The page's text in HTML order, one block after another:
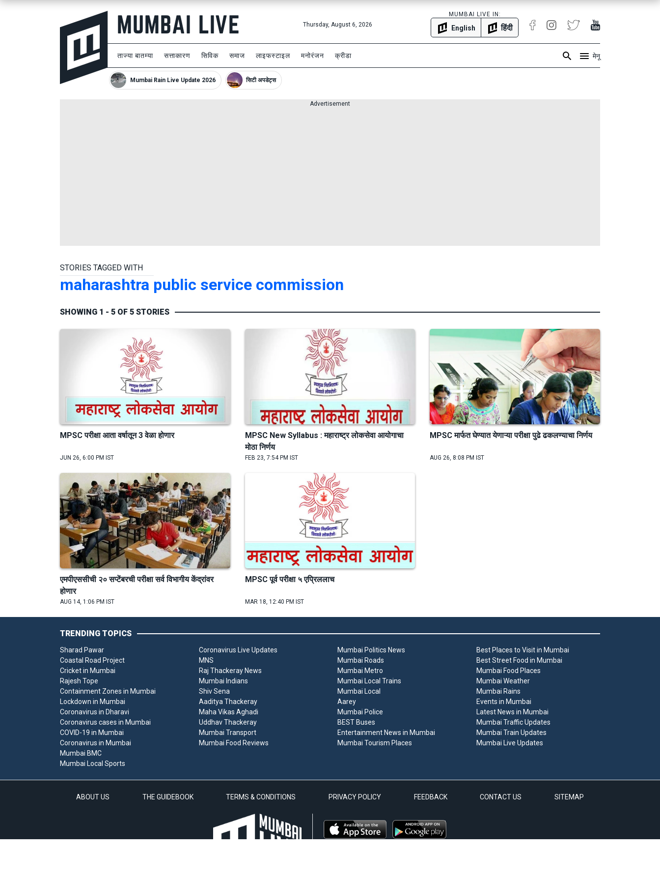
Thursday, August 6, 2026
MUMBAI LIVE IN:
English हिंदी
ताज्या बातम्या सत्ताकारण सिविक समाज लाइफस्टाइल मनोरंजन क्रीडा मेनू
Mumbai Rain Live Update 2026 सिटी अपडेट्स
Advertisement
STORIES TAGGED WITH
maharashtra public service commission
SHOWING 1 - 5 OF 5 STORIES
MPSC परीक्षा आता वर्षातून 3 वेळा होणार
JUN 26, 6:00 PM IST
MPSC New Syllabus : महाराष्ट्र लोकसेवा आयोगाचा
मोठा निर्णय
FEB 23, 7:54 PM IST
MPSC मार्फत घेण्यात येणाऱ्या परीक्षा पुढे ढकलण्याचा निर्णय
AUG 26, 8:08 PM IST
एमपीएससीची २० सप्टेंबरची परीक्षा सर्व विभागीय केंद्रांवर
होणार
AUG 14, 1:06 PM IST
MPSC पूर्व परीक्षा ५ एप्रिललाच
MAR 18, 12:40 PM IST
TRENDING TOPICS
Sharad Pawar
Coastal Road Project
Cricket in Mumbai
Rajesh Tope
Containment Zones in Mumbai
Lockdown in Mumbai
Coronavirus in Dharavi
Coronavirus cases in Mumbai
COVID-19 in Mumbai
Coronavirus in Mumbai
Coronavirus Live Updates
MNS
Raj Thackeray News
Mumbai Indians
Shiv Sena
Aaditya Thackeray
Maha Vikas Aghadi
Uddhav Thackeray
Mumbai Transport
Mumbai Food Reviews
Mumbai Politics News
Mumbai Roads
Mumbai Metro
Mumbai Local Trains
Mumbai Local
Aarey
Mumbai Police
BEST Buses
Entertainment News in Mumbai
Mumbai Tourism Places
Best Places to Visit in Mumbai
Best Street Food in Mumbai
Mumbai Food Places
Mumbai Weather
Mumbai Rains
Events in Mumbai
Latest News in Mumbai
Mumbai Traffic Updates
Mumbai Train Updates
Mumbai Live Updates
Mumbai BMC
Mumbai Local Sports
ABOUT US THE GUIDEBOOK TERMS & CONDITIONS PRIVACY POLICY FEEDBACK CONTACT US SITEMAP